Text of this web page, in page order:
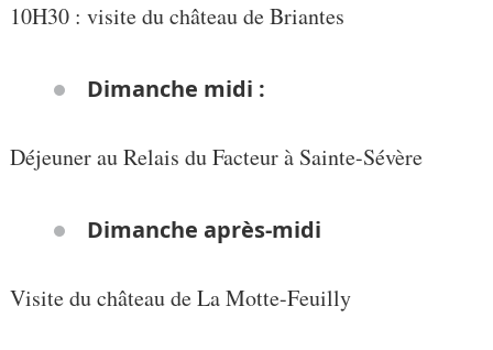
10H30 : visite du château de Briantes
Dimanche midi :
Déjeuner au Relais du Facteur à Sainte-Sévère
Dimanche après-midi
Visite du château de La Motte-Feuilly